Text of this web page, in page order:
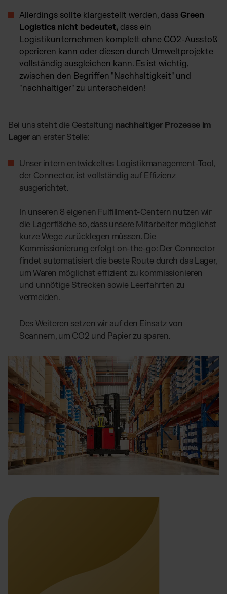
Allerdings sollte klargestellt werden, dass Green
Logistics nicht bedeutet, dass ein
Logistikunternehmen komplett ohne CO2-Ausstoß
operieren kann oder diesen durch Umweltprojekte
vollständig ausgleichen kann. Es ist wichtig,
zwischen den Begriffen "Nachhaltigkeit" und
"nachhaltiger" zu unterscheiden!
Bei uns steht die Gestaltung nachhaltiger Prozesse im
Lager an erster Stelle:
Unser intern entwickeltes Logistikmanagement-Tool,
der Connector, ist vollständig auf Effizienz
ausgerichtet.
In unseren 8 eigenen Fulfillment-Centern nutzen wir
die Lagerfläche so, dass unsere Mitarbeiter möglichst
kurze Wege zurücklegen müssen. Die
Kommissionierung erfolgt on-the-go: Der Connector
findet automatisiert die beste Route durch das Lager,
um Waren möglichst effizient zu kommissionieren
und unnötige Strecken sowie Leerfahrten zu
vermeiden.
Des Weiteren setzen wir auf den Einsatz von
Scannern, um CO2 und Papier zu sparen.